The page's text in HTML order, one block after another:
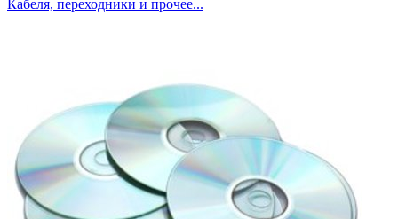
Кабеля, переходники и прочее...